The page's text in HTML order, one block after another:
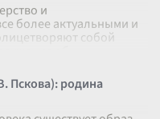
и
более актуальными и
собой
общ
Пскова): родина